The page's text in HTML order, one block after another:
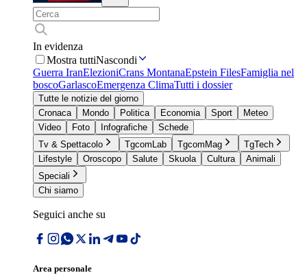
In evidenza
Mostra tuttiNascondi
Guerra IranElezioniCrans MontanaEpstein FilesFamiglia nel
boscoGarlascoEmergenza ClimaTutti i dossier
Tutte le notizie del giorno
Cronaca
Mondo Politica Economia Sport
Meteo
Video
Foto Infografiche
Schede
Tv & Spettacolo
TgcomLab TgcomMag
TgTech
Lifestyle
Oroscopo Salute Skuola Cultura
Animali
Speciali
Chi siamo
Seguici anche su
Area personale